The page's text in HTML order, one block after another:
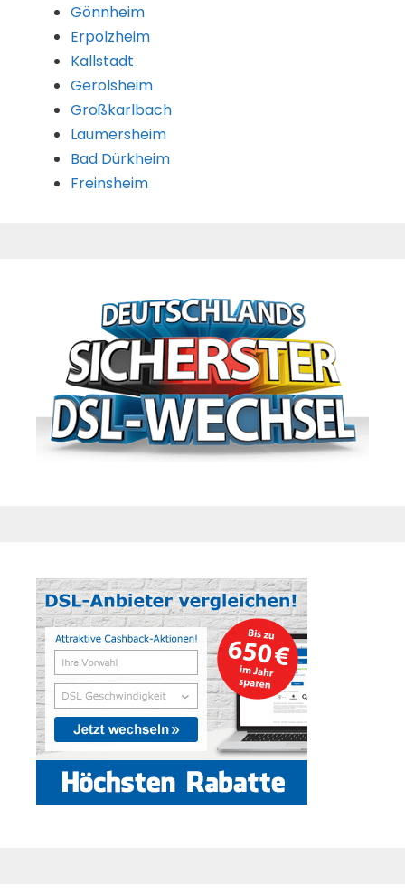
Gönnheim
Erpolzheim
Kallstadt
Gerolsheim
Großkarlbach
Laumersheim
Bad Dürkheim
Freinsheim